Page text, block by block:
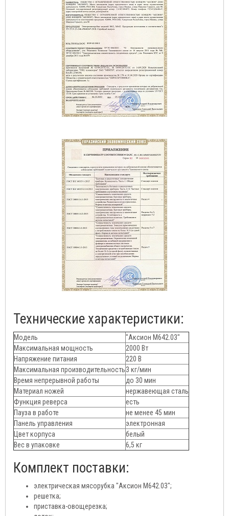
Технические характеристики:
Модель
"Аксион М642.03"
Максимальная мощность
2000 Вт
Напряжение питания
220 В
Максимальная производительность3 кг/мин
Время непрерывной работы
до 30 мин
Материал ножей
нержавеющая сталь
Функция реверса
есть
Пауза в работе
не менее 45 мин
Панель управления
электронная
Цвет корпуса
белый
Вес в упаковке
6,5 кг
Комплект поставки:
электрическая мясорубка "Аксион М642.03";
решетка;
приставка-овощерезка;